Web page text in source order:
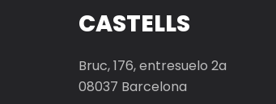
CASTELLS
Bruc, 176, entresuelo 2a
08037 Barcelona